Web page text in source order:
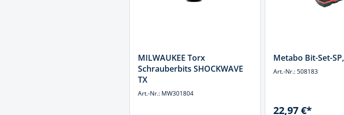
MILWAUKEE Torx
Schrauberbits SHOCKWAVE
TX
Art.-Nr.: MW301804
Metabo Bit-Set-
Art.-Nr.: 508183
22,97 €*